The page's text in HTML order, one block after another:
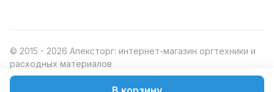
© 2015 - 2026 Апексторг: интернет-магазин оргтехники и
расходных материалов